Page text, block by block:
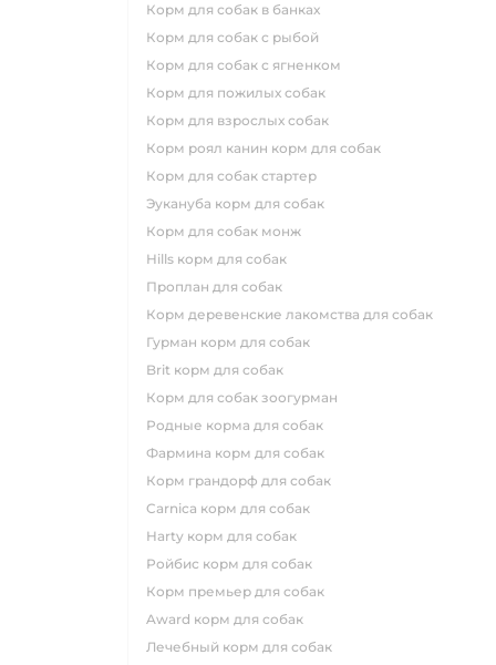
корм для собак в банках
корм для собак с рыбой
корм для собак с ягненком
корм для пожилых собак
корм для взрослых собак
корм роял канин корм для собак
корм для собак стартер
эукануба корм для собак
корм для собак монж
hills корм для собак
проплан для собак
корм деревенские лакомства для собак
гурман корм для собак
brit корм для собак
корм для собак зоогурман
родные корма для собак
фармина корм для собак
корм грандорф для собак
carnica корм для собак
harty корм для собак
ройбис корм для собак
корм премьер для собак
award корм для собак
лечебный корм для собак